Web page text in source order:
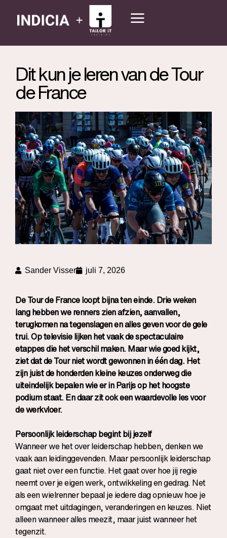
Dit kun je leren van de Tour
de France
Sander Visser juli 7, 2026
De Tour de France loopt bijna ten einde. Drie weken
lang hebben we renners zien afzien, aanvallen,
terugkomen na tegenslagen en alles geven voor de gele
trui. Op televisie lijken het vaak de spectaculaire
etappes die het verschil maken. Maar wie goed kijkt,
ziet dat de Tour niet wordt gewonnen in één dag. Het
zijn juist de honderden kleine keuzes onderweg die
uiteindelijk bepalen wie er in Parijs op het hoogste
podium staat. En daar zit ook een waardevolle les voor
de werkvloer.
Persoonlijk leiderschap begint bij jezelf
Wanneer we het over leiderschap hebben, denken we
vaak aan leidinggevenden. Maar persoonlijk leiderschap
gaat niet over een functie. Het gaat over hoe jij regie
neemt over je eigen werk, ontwikkeling en gedrag. Net
als een wielrenner bepaal je iedere dag opnieuw hoe je
omgaat met uitdagingen, veranderingen en keuzes. Niet
alleen wanneer alles meezit, maar juist wanneer het
tegenzit.